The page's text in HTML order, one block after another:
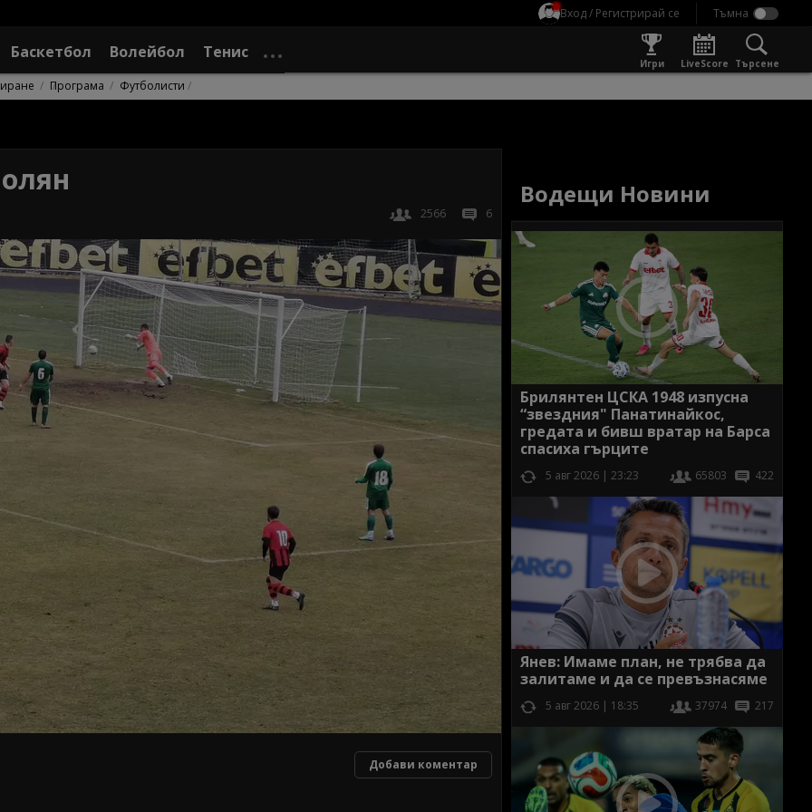
Вход / Регистрирай се
Баскетбол Волейбол Тенис
Игри LiveScore Търсене
Програма Футболисти
2566 6
Добави коментар
Водещи Новини
Брилянтен ЦСКА 1948 изпусна
“звездния" Панатинайкос,
гредата и бивш вратар на Барса
спасиха гърците
5 авг 2026 | 23:23 65803 422
Янев: Имаме план, не трябва да
залитаме и да се превъзнасяме
5 авг 2026 | 18:35 37974 217